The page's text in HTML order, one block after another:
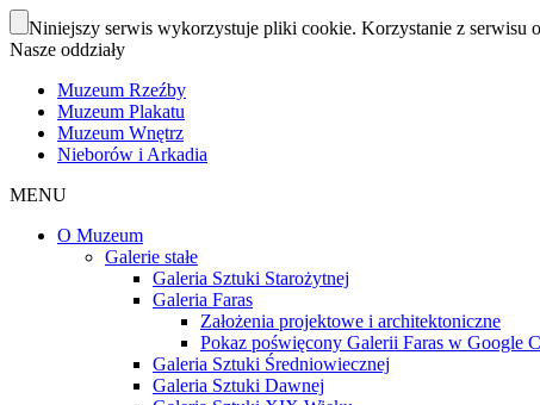
Niniejszy serwis wykorzystuje pliki cookie. Korzystanie z serwisu
Nasze oddziały
Muzeum Rzeźby
Muzeum Plakatu
Muzeum Wnętrz
Nieborów i Arkadia
MENU
O Muzeum
Galerie stałe
Galeria Sztuki Starożytnej
Galeria Faras
Założenia projektowe i architektoniczne
Pokaz poświęcony Galerii Faras w Google
Galeria Sztuki Średniowiecznej
Galeria Sztuki Dawnej